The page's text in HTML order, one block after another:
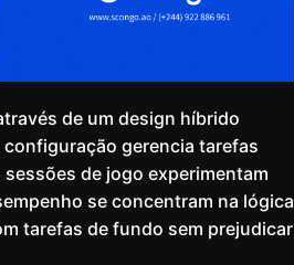
de um design híbrido
gerencia tarefas
de jogo experimentam
se concentram na lógica
tarefas de fundo sem prejudicar